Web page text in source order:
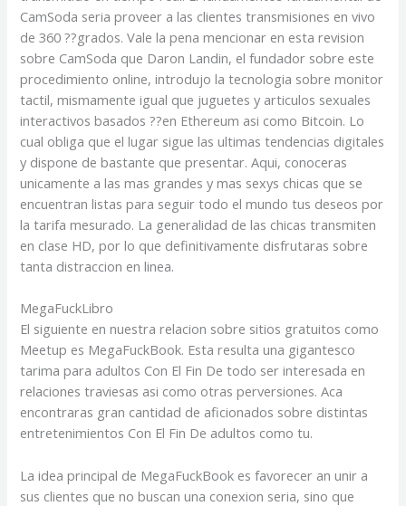
CamSoda seri­a proveer a las clientes transmisiones en vivo
de 360 ??grados. Vale la pena mencionar en esta revision
sobre CamSoda que Daron Landin, el fundador sobre este
procedimiento online, introdujo la tecnologia sobre monitor
tactil, mismamente igual que juguetes y articulos sexuales
interactivos basados ??en Ethereum asi­ como Bitcoin. Lo
cual obliga que el lugar sigue las ultimas tendencias digitales
y dispone de bastante que presentar. Aqui, conoceras
unicamente a las mas grandes y mas sexys chicas que se
encuentran listas para seguir todo el mundo tus deseos por
la tarifa mesurado. La generalidad de las chicas transmiten
en clase HD, por lo que definitivamente disfrutaras sobre
tanta distraccion en linea.
MegaFuckLibro
El siguiente en nuestra relacion sobre sitios gratuitos como
Meetup es MegaFuckBook. Esta resulta una gigantesco
tarima para adultos Con El Fin De todo ser interesada en
relaciones traviesas asi­ como otras perversiones. Aca
encontraras gran cantidad de aficionados sobre distintas
entretenimientos Con El Fin De adultos como tu.
La idea principal de MegaFuckBook es favorecer an unir a
sus clientes que no buscan una conexion seria, sino que